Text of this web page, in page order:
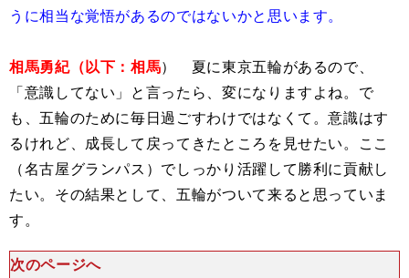
うに相当な覚悟があるのではないかと思います。
相馬勇紀（以下：相馬） 夏に東京五輪があるので、
「意識してない」と言ったら、変になりますよね。で
も、五輪のために毎日過ごすわけではなくて。意識はす
るけれど、成長して戻ってきたところを見せたい。ここ
（名古屋グランパス）でしっかり活躍して勝利に貢献し
たい。その結果として、五輪がついて来ると思っていま
す。
次のページへ